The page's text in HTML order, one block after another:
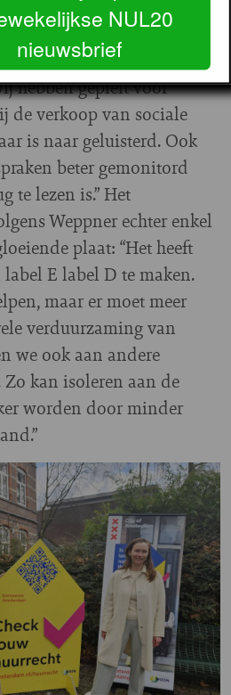
huurder heeft
overeenkomsten: “Voor
echt gehoord bij de
hebben gepleit voor
de verkoop van sociale
is naar geluisterd. Ook
beter gemonitord
te lezen is.” Het
Weppner echter enkel
plaat: “Het heeft
E label D te maken.
maar er moet meer
verduurzaming van
we ook aan andere
kan isoleren aan de
worden door minder
NUL20
nieuwsbrief